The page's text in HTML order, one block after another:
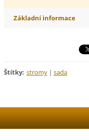
Základní informace
Štítky: stromy | sada